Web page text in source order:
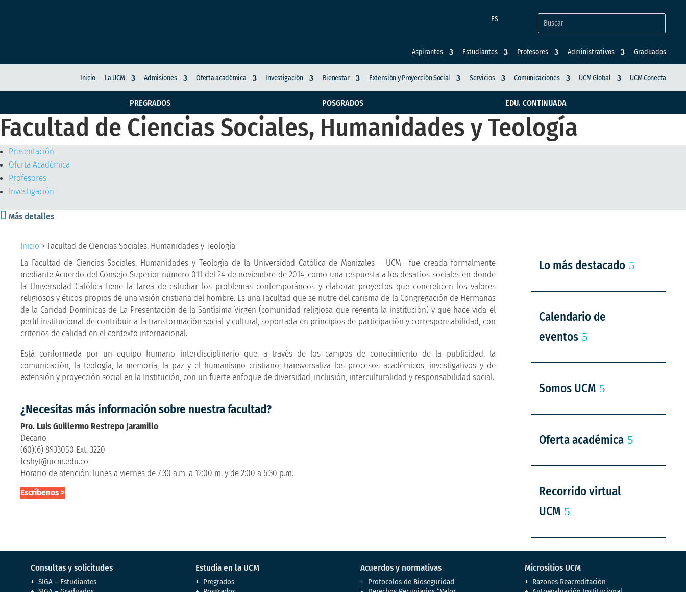
ES
Aspirantes Estudiantes Profesores Administrativos Graduados
Inicio La UCM Admisiones Oferta académica Investigación Bienestar Extensión y Proyección Social Servicios Comunicaciones UCM Global UCM Conecta
PREGRADOS POSGRADOS EDU. CONTINUADA
Facultad de Ciencias Sociales, Humanidades y Teología
Presentación
Oferta Académica
Profesores
Investigación
 Más detalles
Inicio > Facultad de Ciencias Sociales, Humanidades y Teología
La Facultad de Ciencias Sociales, Humanidades y Teología de la Universidad Católica de Manizales – UCM– fue creada formalmente
mediante Acuerdo del Consejo Superior número 011 del 24 de noviembre de 2014, como una respuesta a los desafíos sociales en donde
la Universidad Católica tiene la tarea de estudiar los problemas contemporáneos y elaborar proyectos que concreticen los valores
religiosos y éticos propios de una visión cristiana del hombre. Es una Facultad que se nutre del carisma de la Congregación de Hermanas
de la Caridad Dominicas de La Presentación de la Santísima Virgen (comunidad religiosa que regenta la institución) y que hace vida el
perfil institucional de contribuir a la transformación social y cultural, soportada en principios de participación y corresponsabilidad, con
criterios de calidad en el contexto internacional.
Está conformada por un equipo humano interdisciplinario que, a través de los campos de conocimiento de la publicidad, la
comunicación, la teología, la memoria, la paz y el humanismo cristiano; transversaliza los procesos académicos, investigativos y de
extensión y proyección social en la Institución, con un fuerte enfoque de diversidad, inclusión, interculturalidad y responsabilidad social.
¿Necesitas más información sobre nuestra facultad?
Pro. Luis Guillermo Restrepo Jaramillo
Decano
(60)(6) 8933050 Ext. 3220
fcshyt@ucm.edu.co
Horario de atención: lunes a viernes de 7:30 a.m. a 12:00 m. y de 2:00 a 6:30 p.m.
Escríbenos >
Lo más destacado
Calendario de
eventos
Somos UCM
Oferta académica
Recorrido virtual
UCM
Consultas y solicitudes
SIGA – Estudiantes
Estudia en la UCM
Pregrados
Acuerdos y normativas
Protocolos de Bioseguridad
Micrositios UCM
Razones Reacreditación